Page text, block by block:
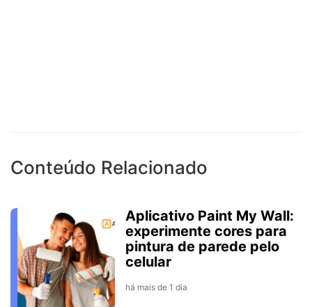
Conteúdo Relacionado
Aplicativo Paint My Wall:
experimente cores para
pintura de parede pelo
celular
há mais de 1 dia